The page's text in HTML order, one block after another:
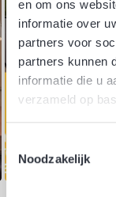
en om ons
informatie over
partners voor
partners kunnen
informatie die u
verzameld op
Toestemmingsselectie
Noodzakelijk